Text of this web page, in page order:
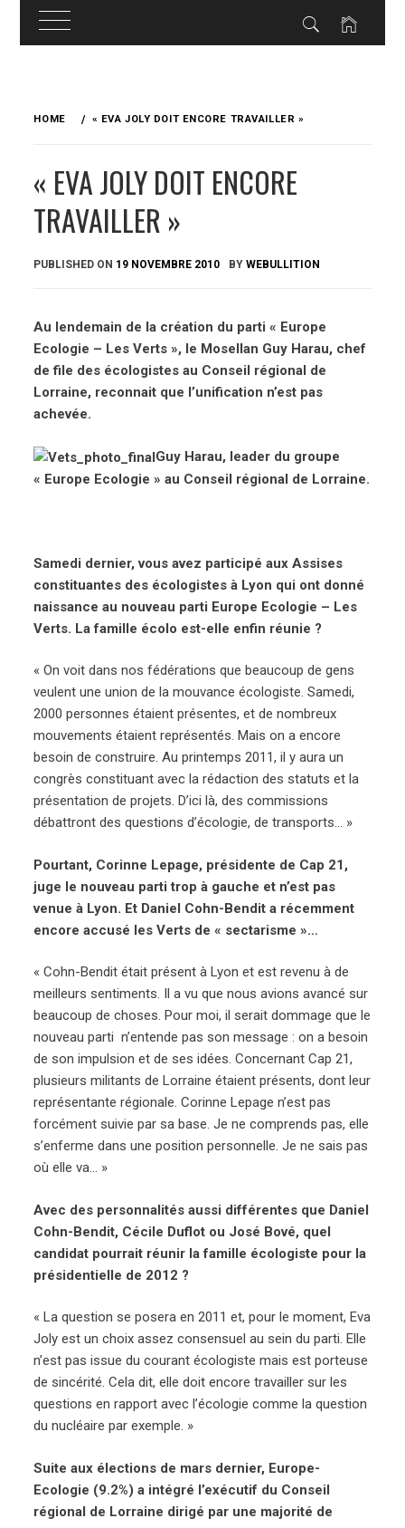
HOME « EVA JOLY DOIT ENCORE TRAVAILLER »
« EVA JOLY DOIT ENCORE
TRAVAILLER »
PUBLISHED ON 19 NOVEMBRE 2010 BYWEBULLITION
Au lendemain de la création du parti « Europe
Ecologie – Les Verts », le Mosellan Guy Harau, chef
de file des écologistes au Conseil régional de
Lorraine, reconnait que l’unification n’est pas
achevée.
Guy Harau, leader du groupe
« Europe Ecologie » au Conseil régional de Lorraine.
Samedi dernier, vous avez participé aux Assises
constituantes des écologistes à Lyon qui ont donné
naissance au nouveau parti Europe Ecologie – Les
Verts. La famille écolo est-elle enfin réunie ?
« On voit dans nos fédérations que beaucoup de gens
veulent une union de la mouvance écologiste. Samedi,
2000 personnes étaient présentes, et de nombreux
mouvements étaient représentés. Mais on a encore
besoin de construire. Au printemps 2011, il y aura un
congrès constituant avec la rédaction des statuts et la
présentation de projets. D’ici là, des commissions
débattront des questions d’écologie, de transports… »
Pourtant, Corinne Lepage, présidente de Cap 21,
juge le nouveau parti trop à gauche et n’est pas
venue à Lyon. Et Daniel Cohn-Bendit a récemment
encore accusé les Verts de « sectarisme »…
« Cohn-Bendit était présent à Lyon et est revenu à de
meilleurs sentiments. Il a vu que nous avions avancé sur
beaucoup de choses. Pour moi, il serait dommage que le
nouveau parti n’entende pas son message : on a besoin
de son impulsion et de ses idées. Concernant Cap 21,
plusieurs militants de Lorraine étaient présents, dont leur
représentante régionale. Corinne Lepage n’est pas
forcément suivie par sa base. Je ne comprends pas, elle
s’enferme dans une position personnelle. Je ne sais pas
où elle va… »
Avec des personnalités aussi différentes que Daniel
Cohn-Bendit, Cécile Duflot ou José Bové, quel
candidat pourrait réunir la famille écologiste pour la
présidentielle de 2012 ?
« La question se posera en 2011 et, pour le moment, Eva
Joly est un choix assez consensuel au sein du parti. Elle
n’est pas issue du courant écologiste mais est porteuse
de sincérité. Cela dit, elle doit encore travailler sur les
questions en rapport avec l’écologie comme la question
du nucléaire par exemple. »
Suite aux élections de mars dernier, Europe-
Ecologie (9.2%) a intégré l’exécutif du Conseil
régional de Lorraine dirigé par une majorité de